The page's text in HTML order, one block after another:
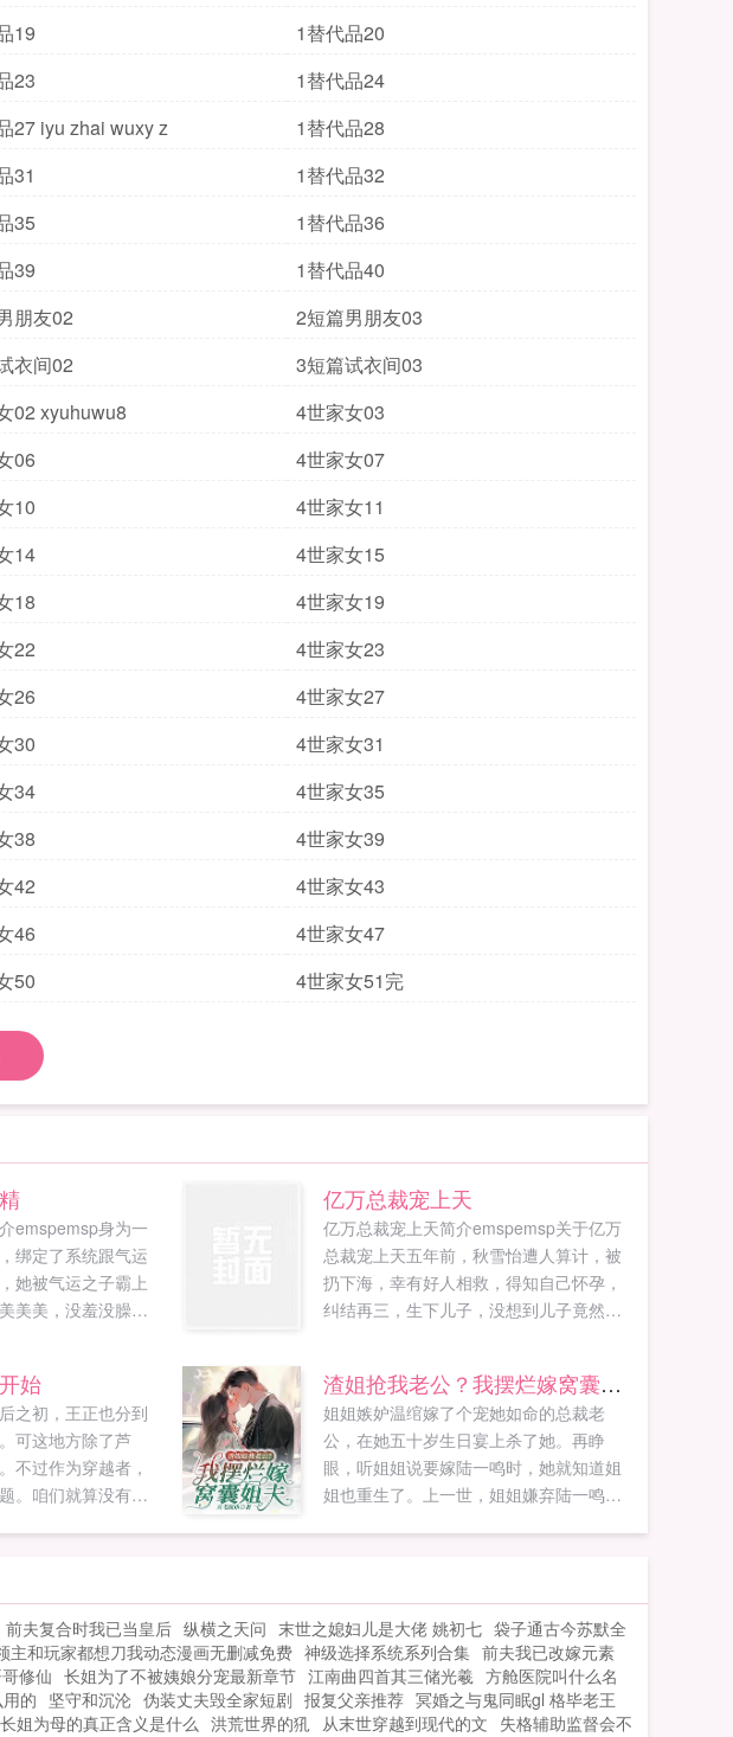
19
1替代品20
23
1替代品24
27 iyu zhai wuxy z
1替代品28
31
1替代品32
35
1替代品36
39
1替代品40
朋友02
2短篇男朋友03
衣间02
3短篇试衣间03
02 xyuhuwu8
4世家女03
06
4世家女07
10
4世家女11
14
4世家女15
18
4世家女19
22
4世家女23
26
4世家女27
30
4世家女31
34
4世家女35
38
4世家女39
42
4世家女43
46
4世家女47
50 4世家女51完
emspemsp身为一
绑定了系统跟气运
她被气运之子霸上
美美，没羞没臊的
亿万总裁宠上天
亿万总裁宠上天简介emspemsp关于亿万
总裁宠上天五年前，秋雪怡遭人算计，被
扔下海，幸有好人相救，得知自己怀孕，
纠结再三，生下儿子，没想到儿子竟然是
为...
始
之初，王正也分到
可这地方除了芦
不过作为穿越者，
。咱们就算没有大
，请放心投资，最
位！如果您喜欢从
忘记分享给朋友...
渣姐抢我老公？我摆烂嫁窝囊姐夫
姐姐嫉妒温绾嫁了个宠她如命的总裁老
公，在她五十岁生日宴上杀了她。再睁
眼，听姐姐说要嫁陆一鸣时，她就知道姐
姐也重生了。上一世，姐姐嫌弃陆一鸣
还是个窝囊废。这一世，姐姐一睁睛就要
抢回陆一鸣。温绾笑的肩膀都抖起来了，...
前夫复合时我已当皇后 纵横之天问 末世之媳妇儿是大佬 姚初七 袋子通古今苏默全
主和玩家都想刀我动态漫画无删减免费 神级选择系统系列合集 前夫我已改嫁元素
修仙 长姐为了不被姨娘分宠最新章节 江南曲四首其三储光羲 方舱医院叫什么名
的 坚守和沉沦 伪装丈夫毁全家短剧 报复父亲推荐 冥婚之与鬼同眠gl 格毕老王
长姐为母的真正含义是什么 洪荒世界的犼 从末世穿越到现代的文 失格辅助监督会不